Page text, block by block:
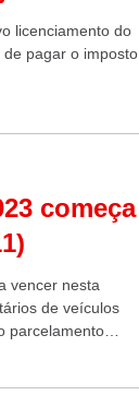
licenciamento do
pagar o imposto
começa
vencer nesta
de veículos
parcelamento